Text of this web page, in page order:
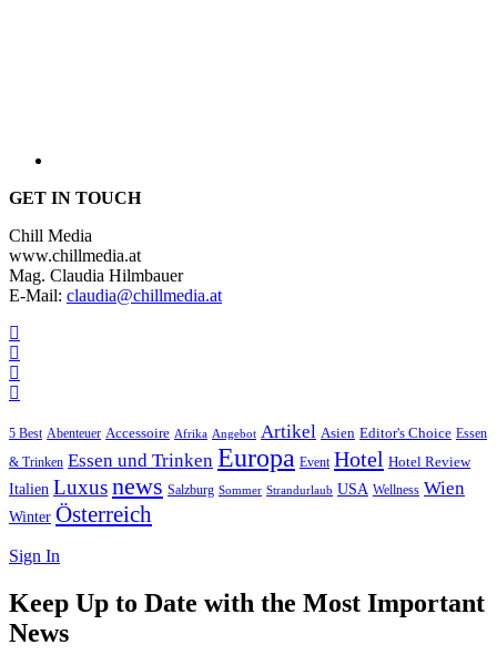
GET IN TOUCH
Chill Media
www.chillmedia.at
Mag. Claudia Hilmbauer
E-Mail: claudia@chillmedia.at
5 Best Abenteuer Accessoire Afrika Angebot Artikel Asien Editor's Choice Essen
& Trinken Essen und Trinken Europa Event Hotel Hotel Review
Italien Luxusnews Salzburg Sommer Strandurlaub USA Wellness Wien
Winter Österreich
Sign In
Keep Up to Date with the Most Important
News